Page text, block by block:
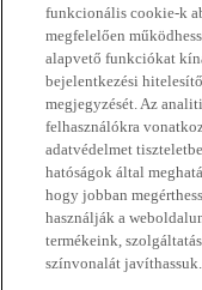
funkcionális cookie-k
megfelelően
alapvető funkciókat
bejelentkezési
megjegyzését. Az
felhasználókra
adatvédelmet
hatóságok által
hogy jobban
használják a
termékeink,
színvonalát javíthassuk.